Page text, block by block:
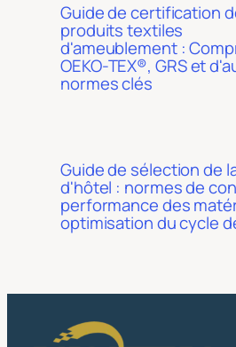
Guide de certification
produits textiles
d'ameublement :
OEKO-TEX®, GRS et
normes clés
Guide de sélection de
d'hôtel : normes de
performance des
optimisation du cycle